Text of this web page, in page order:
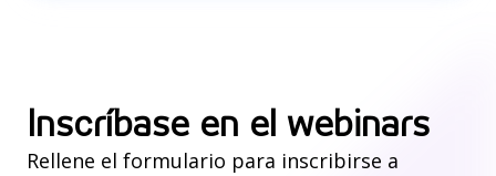
Inscríbase en el webinars
Rellene el formulario para inscribirse a